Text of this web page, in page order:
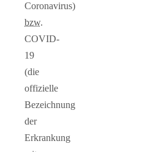
Coronavirus)
bzw.
COVID-
19
(die
offizielle
Bezeichnung
der
Erkrankung